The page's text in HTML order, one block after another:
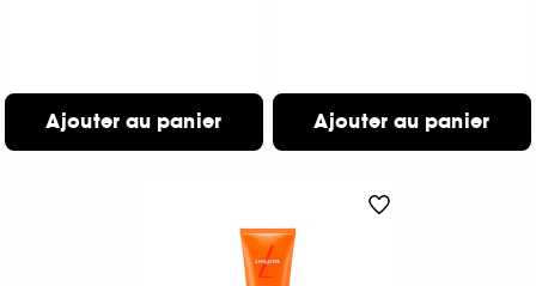
Ajouter au panier Ajouter au panier